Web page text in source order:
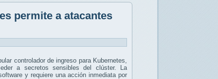
permite a atacantes
controlador de ingreso para Kubernetes,
a secretos sensibles del clúster. La
y requiere una acción inmediata por